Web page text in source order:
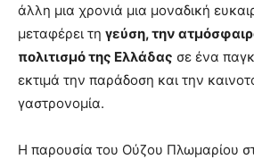
άλλη μια χρονιά μια μοναδική
μεταφέρει τη γεύση, την
πολιτισμό της Ελλάδας σε ένα
εκτιμά την παράδοση και την
γαστρονομία.
Η παρουσία του Ούζου Πλωμαρίου